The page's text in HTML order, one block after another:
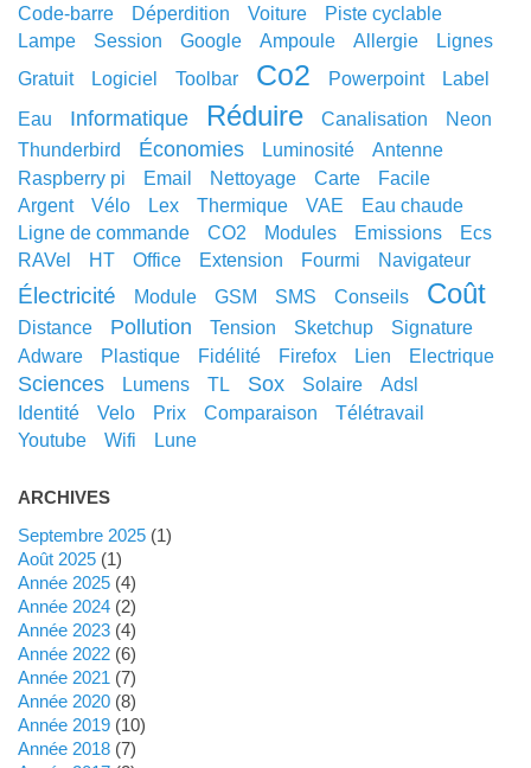
code-barre déperdition voiture
piste cyclable
lampe
session google ampoule allergie
lignes
gratuit
logiciel toolbar co2 powerpoint
label
eau
informatique réduire canalisation
neon
thunderbird
économies luminosité
antenne
raspberry pi
email nettoyage carte
facile
argent
vélo lex thermique VAE
eau chaude
ligne de commande
CO2 modules emissions
ecs
RAVel
HT office extension fourmi navigateur
électricité module GSM SMS conseils coût
distance pollution tension sketchup
signature
adware
plastique fidélité Firefox lien electrique
sciences lumens TL sox solaire
adsl
identité
velo prix comparaison
télétravail
youtube
wifi lune
ARCHIVES
septembre 2025(1)
août 2025(1)
année 2025(4)
année 2024(2)
année 2023(4)
année 2022(6)
année 2021 (7)
année 2020(8)
année 2019(10)
année 2018(7)